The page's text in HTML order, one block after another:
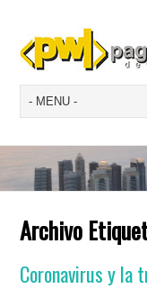
Archivo
Coronavirus y la